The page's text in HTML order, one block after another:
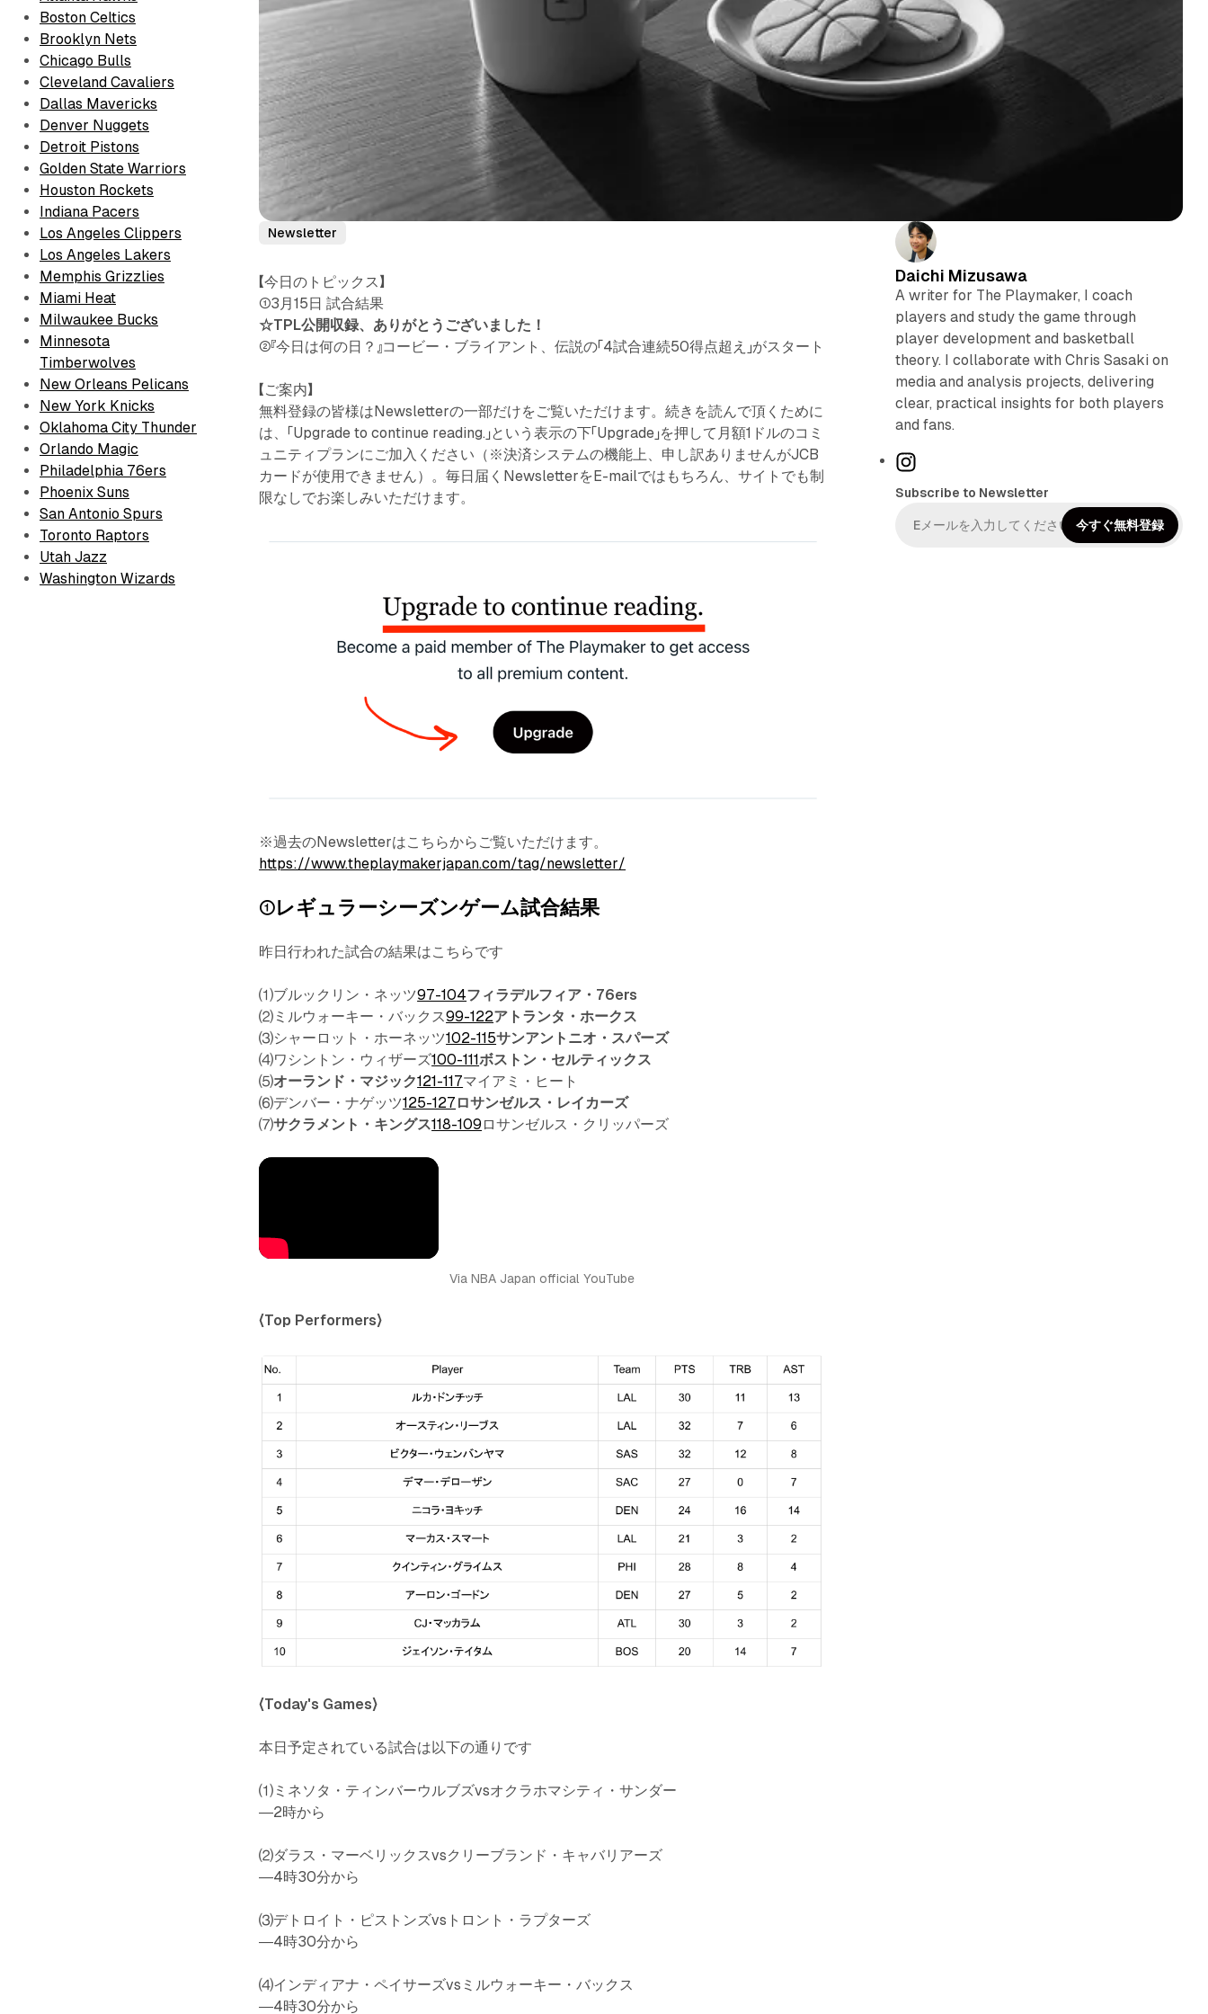
Boston Celtics
Brooklyn Nets
Chicago Bulls
Cleveland Cavaliers
Dallas Mavericks
Denver Nuggets
Detroit Pistons
Golden State Warriors
Houston Rockets
Indiana Pacers
Los Angeles Clippers
Los Angeles Lakers
Memphis Grizzlies
Miami Heat
Milwaukee Bucks
Minnesota
Timberwolves
New Orleans Pelicans
New York Knicks
Oklahoma City Thunder
Orlando Magic
Philadelphia 76ers
Phoenix Suns
San Antonio Spurs
Toronto Raptors
Utah Jazz
Washington Wizards
Newsletter
【今日のトピックス】
①3月15日 試合結果
☆TPL公開収録、ありがとうございました！
②『今日は何の日？』コービー・ブライアント、伝説の「4試合連続50得点超え」がスタート
【ご案内】
無料登録の皆様はNewsletterの一部だけをご覧いただけます。続きを読んで頂くために
は、「Upgrade to continue reading.」という表示の下「Upgrade」を押して月額1ドルのコミ
ュニティプランにご加入ください（※決済システムの機能上、申し訳ありませんがJCB
カードが使用できません）。毎日届くNewsletterをE-mailではもちろん、サイトでも制
限なしでお楽しみいただけます。
※過去のNewsletterはこちらからご覧いただけます。
https://www.theplaymakerjapan.com/tag/newsletter/
①レギュラーシーズンゲーム試合結果
昨日行われた試合の結果はこちらです
⑴ブルックリン・ネッツ97-104フィラデルフィア・76ers
⑵ミルウォーキー・バックス99-122アトランタ・ホークス
⑶シャーロット・ホーネッツ102-115サンアントニオ・スパーズ
⑷ワシントン・ウィザーズ100-111ボストン・セルティックス
⑸オーランド・マジック121-117マイアミ・ヒート
⑹デンバー・ナゲッツ125-127 ロサンゼルス・レイカーズ
⑺サクラメント・キングス118-109ロサンゼルス・クリッパーズ
Via NBA Japan official YouTube
〈Top Performers〉
〈Today's Games〉
本日予定されている試合は以下の通りです
⑴ミネソタ・ティンバーウルブズvsオクラホマシティ・サンダー
―2時から
⑵ダラス・マーベリックスvsクリーブランド・キャバリアーズ
―4時30分から
⑶デトロイト・ピストンズvsトロント・ラプターズ
―4時30分から
⑷インディアナ・ペイサーズvsミルウォーキー・バックス
―4時30分から
Daichi Mizusawa
A writer for The Playmaker, I coach
players and study the game through
player development and basketball
theory. I collaborate with Chris Sasaki on
media and analysis projects, delivering
clear, practical insights for both players
and fans.
I
t
Subscribe to Newsletter
今すぐ無料登録